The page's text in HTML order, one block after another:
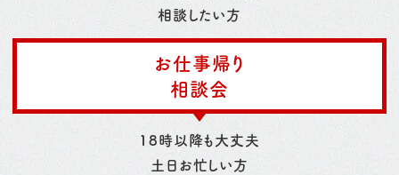
相談したい方
お仕事帰り
相談会
18時以降も大丈夫
土日お忙しい方